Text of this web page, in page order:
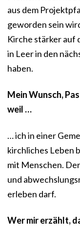
aus dem
geworden sein
Kirche stärker auf
in Leer in den
haben.
Mein Wunsch,
weil …
… ich in einer
kirchliches Leben
mit Menschen.
und
erleben darf.
Wer mir erzählt,